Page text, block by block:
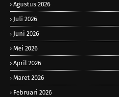
Agustus 2026
Juli 2026
Juni 2026
Mei 2026
April 2026
Maret 2026
Februari 2026